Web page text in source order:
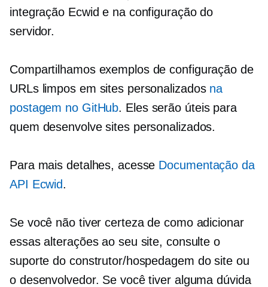
integração Ecwid e na configuração do
servidor.
Compartilhamos exemplos de configuração de
URLs limpos em sites personalizados na
postagem no GitHub. Eles serão úteis para
quem desenvolve sites personalizados.
Para mais detalhes, acesse Documentação da
API Ecwid.
Se você não tiver certeza de como adicionar
essas alterações ao seu site, consulte o
suporte do construtor/hospedagem do site ou
o desenvolvedor. Se você tiver alguma dúvida